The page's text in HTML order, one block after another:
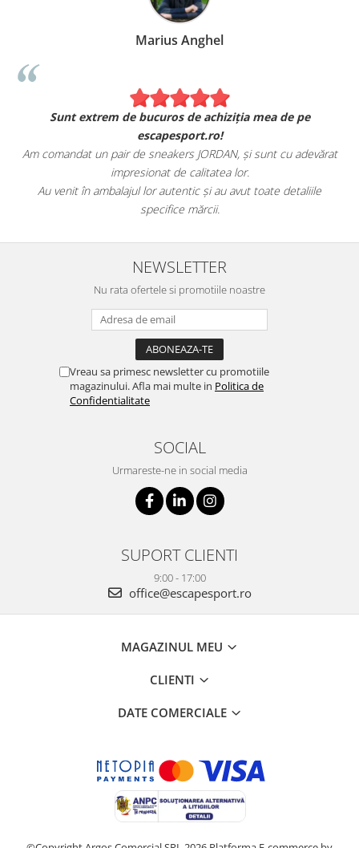
Marius Anghel
Sunt extrem de bucuros de achiziția mea de pe
escapesport.ro!
Am comandat un pair de sneakers JORDAN, și sunt cu adevărat
impresionat de calitatea lor.
Au venit în ambalajul lor autentic și au avut toate detaliile
specifice mărcii.
NEWSLETTER
Nu rata ofertele si promotiile noastre
Vreau sa primesc newsletter cu promotiile
magazinului. Afla mai multe in Politica de
Confidentialitate
SOCIAL
Urmareste-ne in social media
SUPORT CLIENTI
9:00 - 17:00
office@escapesport.ro
MAGAZINUL MEU
CLIENTI
DATE COMERCIALE